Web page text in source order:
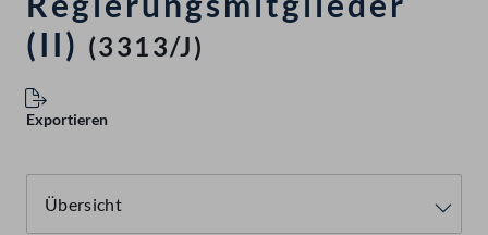
(II) (3313/J)
Exportieren